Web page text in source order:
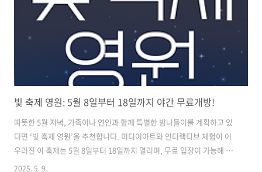
빛 축제 영원: 5월 8일부터 18일까지 야간 무료개방!
따뜻한 5월 저녁, 가족이나 연인과 함께 특별한 밤나들이를 계획하고 있
다면 ‘빛 축제 영원’을 추천합니다. 미디어아트와 인터랙티브 체험이 어
우러진 이 축제는 5월 8일부터 18일까지 열리며, 무료 입장이 가능해 부
담 없이 방문할 수 있습니다. 테마파크 전체가 빛으로 물드는 밤, 예술과
2025. 5. 9.